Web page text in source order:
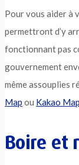
Pour vous aider à
permettront d’y
fonctionnant pas
gouvernement
même assouplies
Map ou Kakao Map
Boire et